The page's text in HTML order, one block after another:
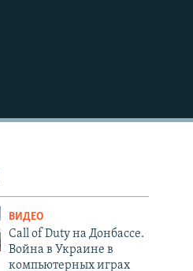
ВИДЕО
Call of Duty на Донбассе.
Война в Украине в
компьютерных играх